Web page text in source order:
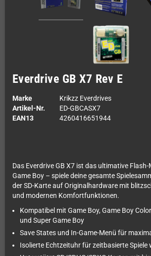
Everdrive GB X7 Rev E
Marke
Krikzz Everdrives
Artikel-Nr.
ED-GBCASX7
EAN13
4260416651944
Das Everdrive GB X7 ist das ultimative
Game Boy – spiele deine gesamte
der SD-Karte auf Originalhardware mit
und modernen Komfortfunktionen.
Kompatibel mit Game Boy, Game Boy
und Super Game Boy
Save States und In-Game-Menü für
Isolierte Echtzeituhr für zeitbasierte Spiele